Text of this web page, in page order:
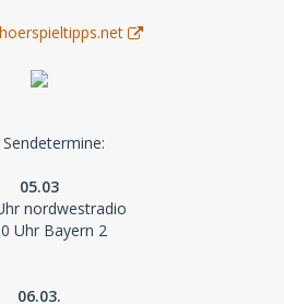
05.03
nordwestradio
Uhr Bayern 2
06.03.